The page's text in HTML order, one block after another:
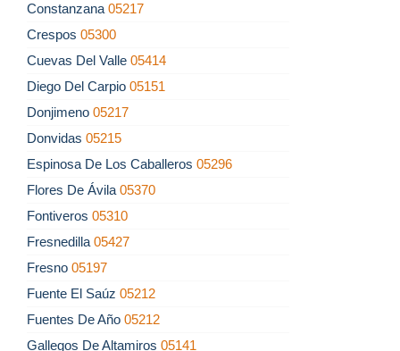
Constanzana 05217
Crespos 05300
Cuevas Del Valle 05414
Diego Del Carpio 05151
Donjimeno 05217
Donvidas 05215
Espinosa De Los Caballeros 05296
Flores De Ávila 05370
Fontiveros 05310
Fresnedilla 05427
Fresno 05197
Fuente El Saúz 05212
Fuentes De Año 05212
Gallegos De Altamiros 05141